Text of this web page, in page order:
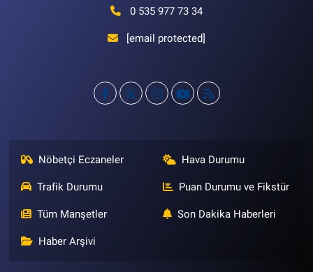
0 535 977 73 34
[email protected]
Nöbetçi Eczaneler Hava Durumu
Trafik Durumu Puan Durumu ve Fikstür
Tüm Manşetler Son Dakika Haberleri
Haber Arşivi